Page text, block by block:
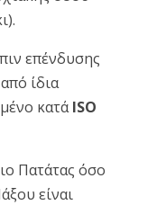
επένδυσης
ίδια
κατάISO
Πατάτας όσο
είναι